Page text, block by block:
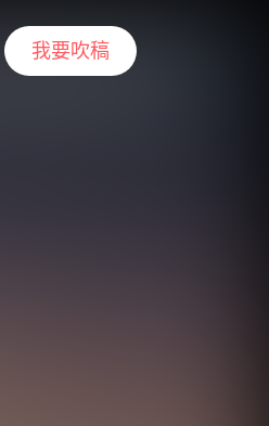
我要吹稿